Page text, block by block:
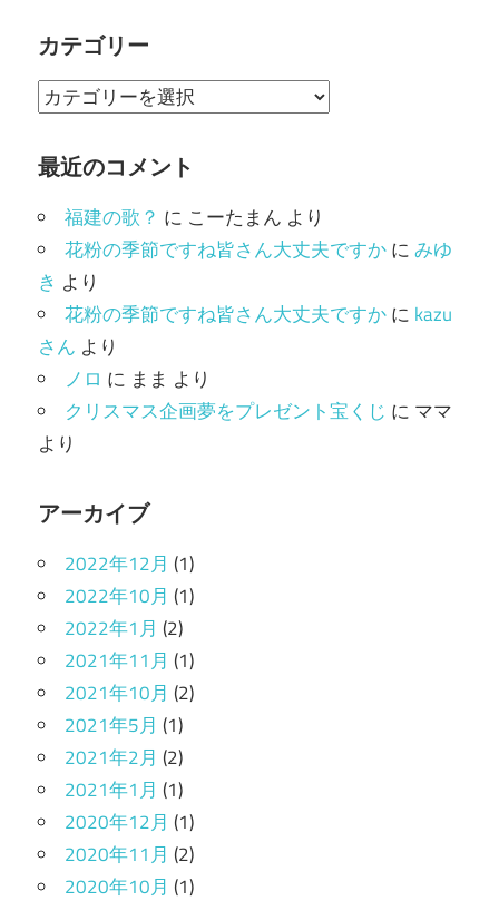
カテゴリー
カ
ゴ
ー
最近のコメント
福建の歌？ に こーたまん より
花粉の季節ですね皆さん大丈夫ですかにみゆ
き より
花粉の季節ですね皆さん大丈夫ですかに kazu
さん より
ノロ に まま より
クリスマス企画夢をプレゼント宝くじ に ママ
より
アーカイブ
2022年12月 (1)
2022年10月 (1)
2022年1月 (2)
2021年11月 (1)
2021年10月 (2)
2021年5月 (1)
2021年2月 (2)
2021年1月 (1)
2020年12月 (1)
2020年11月 (2)
2020年10月 (1)